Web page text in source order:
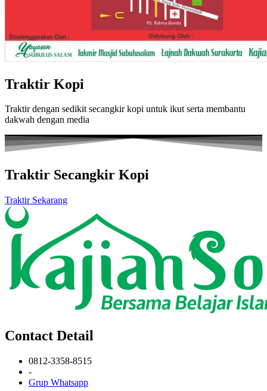
Traktir Kopi
Traktir dengan sedikit secangkir kopi untuk ikut serta membantu
dakwah dengan media
Traktir Secangkir Kopi
Traktir Sekarang
Contact Detail
0812-3358-8515
-
Grup Whatsapp